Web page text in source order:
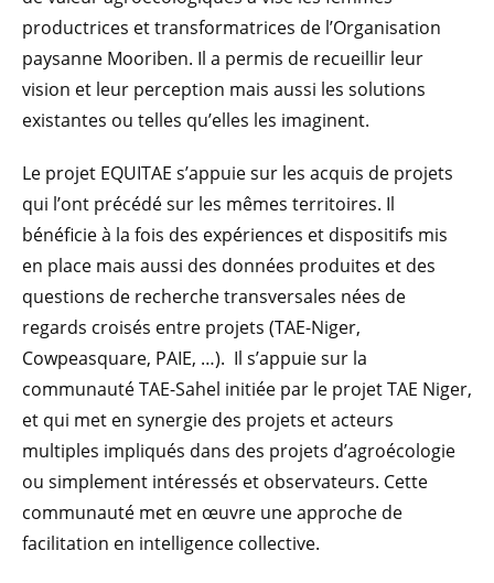
productrices et transformatrices de l’Organisation
paysanne Mooriben. Il a permis de recueillir leur
vision et leur perception mais aussi les solutions
existantes ou telles qu’elles les imaginent.
Le projet EQUITAE s’appuie sur les acquis de projets
qui l’ont précédé sur les mêmes territoires. Il
bénéficie à la fois des expériences et dispositifs mis
en place mais aussi des données produites et des
questions de recherche transversales nées de
regards croisés entre projets (TAE-Niger,
Cowpeasquare, PAIE, …). Il s’appuie sur la
communauté TAE-Sahel initiée par le projet TAE Niger,
et qui met en synergie des projets et acteurs
multiples impliqués dans des projets d’agroécologie
ou simplement intéressés et observateurs. Cette
communauté met en œuvre une approche de
facilitation en intelligence collective.